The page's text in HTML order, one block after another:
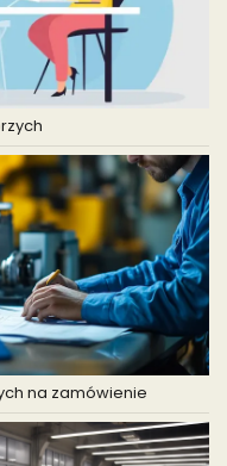
na zamówienie